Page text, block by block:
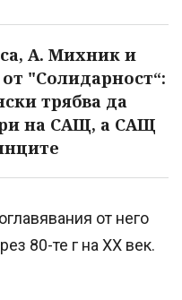
А. Михник и
"Солидарност“:
трябва да
на САЩ, а САЩ
от него
80-те г на ХХ век.